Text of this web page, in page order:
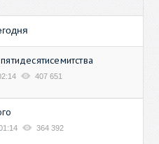
407 651
364 392